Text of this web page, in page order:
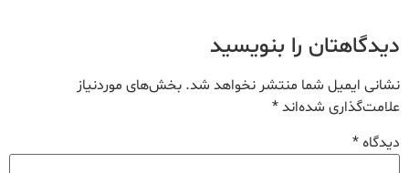
دیدگاهتان را بنویسید
نشانی ایمیل شما منتشر نخواهد شد. بخش‌های موردنیاز
علامت‌گذاری شده‌اند*
دیدگاه*